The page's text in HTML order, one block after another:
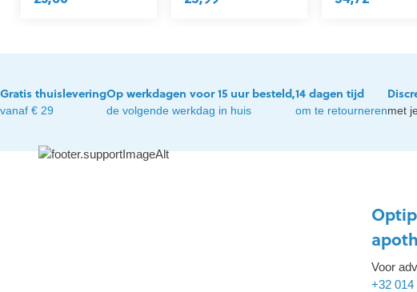
Gratis thuislevering
vanaf € 29
Op werkdagen voor 15 uur besteld,
de volgende werkdag in huis
14 dagen tijd
om te retournerenmet
Voor
+32 014